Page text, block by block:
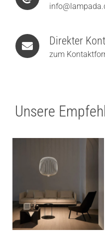
Direkter
zum
Unsere